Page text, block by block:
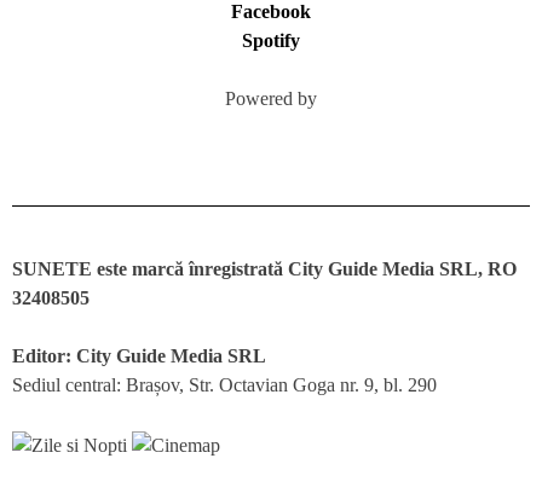
Facebook
Spotify
Powered by
SUNETE este marcă înregistrată City Guide Media SRL, RO
32408505
Editor: City Guide Media SRL
Sediul central: Brașov, Str. Octavian Goga nr. 9, bl. 290